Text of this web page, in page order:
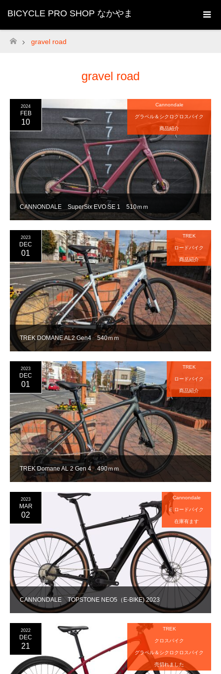
BICYCLE PRO SHOP なかやま
ホーム
gravel road
gravel road
CANNONDALE SuperSix EVO SE 1 510ｍｍ
2024
FEB
10
Cannondale
グラベル＆シクロクロスバイク
商品紹介
TREK DOMANE AL2 Gen4 540ｍｍ
2023
DEC
01
TREK
ロードバイク
商品紹介
TREK Domane AL 2 Gen 4 490ｍｍ
2023
DEC
01
TREK
ロードバイク
商品紹介
CANNONDALE TOPSTONE NEO5（E-BIKE) 2023
2023
MAR
02
Cannondale
E ロードバイク
在庫有ます
2022
DEC
21
TREK
クロスバイク
グラベル＆シクロクロスバイク
売切れました